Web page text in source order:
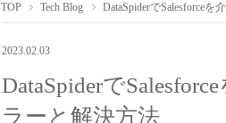
TOP Tech Blog DataSpiderでSalesforce
2023.02.03
DataSpiderで
ラーと解決方法